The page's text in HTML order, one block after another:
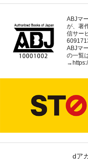
ABJマ
が、著
信サー
ABJマ
の一覧
→
dア